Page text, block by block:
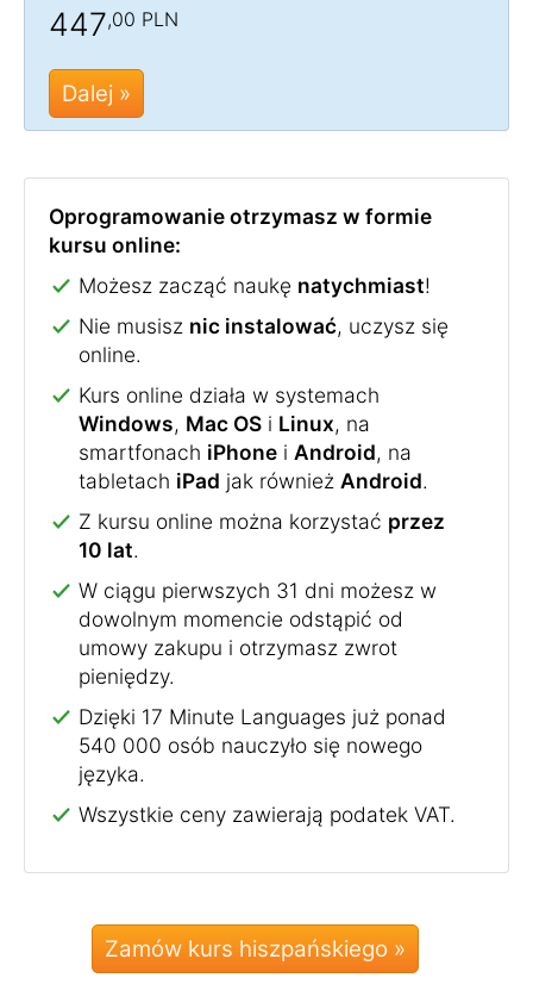
447,00 PLN
Dalej »
Oprogramowanie otrzymasz w formie
kursu online:
Możesz zacząć naukę natychmiast!
Nie musisz nic instalować, uczysz się
online.
Kurs online działa w systemach
Windows, Mac OS i Linux, na
smartfonach iPhone i Android, na
tabletach iPad jak również Android.
Z kursu online można korzystać przez
10 lat.
W ciągu pierwszych 31 dni możesz w
dowolnym momencie odstąpić od
umowy zakupu i otrzymasz zwrot
pieniędzy.
Dzięki 17 Minute Languages już ponad
540 000 osób nauczyło się nowego
języka.
Wszystkie ceny zawierają podatek VAT.
Zamów kurs hiszpańskiego »